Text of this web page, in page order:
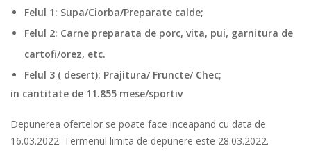
Felul 1: Supa/Ciorba/Preparate calde;
Felul 2: Carne preparata de porc, vita, pui, garnitura de
cartofi/orez, etc.
Felul 3 ( desert): Prajitura/ Fruncte/ Chec;
in cantitate de 11.855 mese/sportiv
Depunerea ofertelor se poate face inceapand cu data de
16.03.2022. Termenul limita de depunere este 28.03.2022.